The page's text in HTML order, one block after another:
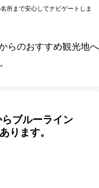
所まで安心してナビゲートしま
らのおすすめ観光地へ
らブルーライン
ります。